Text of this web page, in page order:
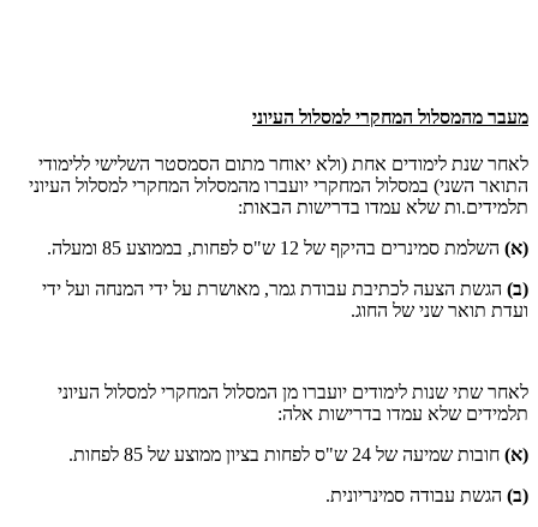
מעבר מהמסלול המחקרי למסלול העיוני
לאחר שנת לימודים אחת (ולא יאוחר מתום הסמסטר השלישי ללימודי
התואר השני) במסלול המחקרי יועברו מהמסלול המחקרי למסלול העיוני
תלמידים.ות שלא עמדו בדרישות הבאות:
(א) השלמת סמינרים בהיקף של 12 ש"ס לפחות, בממוצע 85 ומעלה.
(ב) הגשת הצעה לכתיבת עבודת גמר, מאושרת על ידי המנחה ועל ידי
ועדת תואר שני של החוג.
לאחר שתי שנות לימודים יועברו מן המסלול המחקרי למסלול העיוני
תלמידים שלא עמדו בדרישות אלה:
(א) חובות שמיעה של 24 ש"ס לפחות בציון ממוצע של 85 לפחות.
(ב) הגשת עבודה סמינריונית.